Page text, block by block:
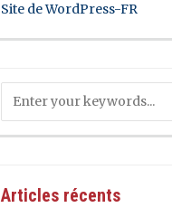
Site de WordPress-FR
Articles récents